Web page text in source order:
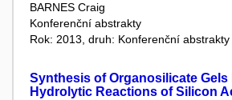
BARNES Craig
Konferenční abstrakty
Rok: 2013, druh: Konferenční abstrakty
Synthesis of Organosilicate Gels
Hydrolytic Reactions of Silicon